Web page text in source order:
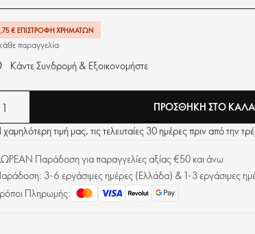
€ ΕΠΙΣΤΡΟΦΉ ΧΡΗΜΆΤΩΝ
παραγγελία
Κάντε Συνδρομή & Εξοικονομήστε
ΠΡΟΣΘΉΚΗ ΣΤΟ
τιμή μας, τις τελευταίες 30 ημέρες πριν από την
Παράδοση για παραγγελίες αξίας €50 και άνω
3-6 εργάσιμες ημέρες (Ελλάδα) & 1-3 εργάσιμες
Πληρωμής: